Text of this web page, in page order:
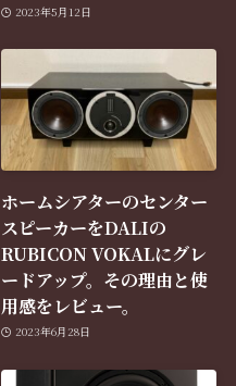
2023年5月12日
ホームシアターのセンター
スピーカーをDALIの
RUBICON VOKALにグレ
ードアップ。その理由と使
用感をレビュー。
2023年6月28日